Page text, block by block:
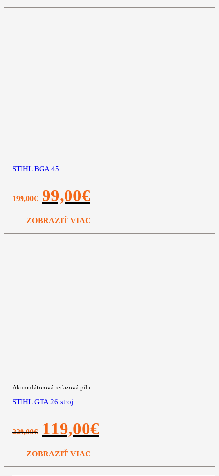
STIHL BGA 45
199,00€
Pôvodná
cena
199,00€.
99,00€
ZOBRAZIŤ VIAC
Akumulátorová reťazová píla
STIHL GTA 26 stroj
229,00€
Pôvodná
cena
229,00€.
119,00€
ZOBRAZIŤ VIAC